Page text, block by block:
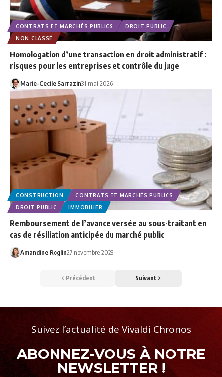
CONTRATS ET MARCHÉS PUBLICS
DROIT PUBLIC
NON CLASSÉ
Homologation d’une transaction en droit administratif :
risques pour les entreprises et contrôle du juge
Marie-Cecile Sarrazin31 mai 2026
CONSTRUCTION
CONTRATS ET MARCHÉS PUBLICS
DROIT PUBLIC
IMMOBILIER
Remboursement de l’avance versée au sous-traitant en
cas de résiliation anticipée du marché public
Amandine Roglin27 novembre 2023
Précédent Suivant
Suivez l’actualité de Vivaldi Chronos
ABONNEZ-VOUS À NOTRE
NEWSLETTER !